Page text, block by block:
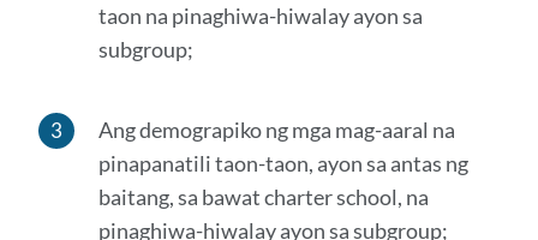
taon na pinaghiwa-hiwalay ayon sa
subgroup;
Ang demograpiko ng mga mag-aaral na
pinapanatili taon-taon, ayon sa antas ng
baitang, sa bawat charter school, na
pinaghiwa-hiwalay ayon sa subgroup;